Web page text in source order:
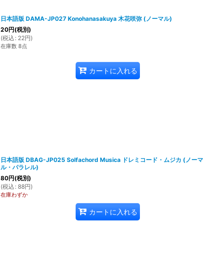
日本語版 DAMA-JP027 Konohanasakuya 木花咲弥 (ノーマル)
20円(税別)
(税込 : 22円)
在庫数 8点
カートに入れる
日本語版 DBAG-JP025 Solfachord Musica ドレミコード・ムジカ (ノーマ
ル・パラレル)
80円(税別)
(税込 : 88円)
在庫わずか
カートに入れる